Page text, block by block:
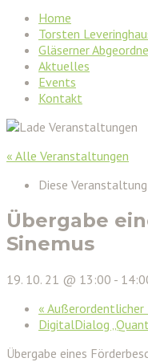
Home
Torsten
Gläserner
Aktuelles
Events
Kontakt
« Alle Veranstaltungen
Diese
Übergabe
Sinemus
19. 10. 21 @ 13:00 -
« Außerordentlicher
DigitalDialog
Übergabe eines